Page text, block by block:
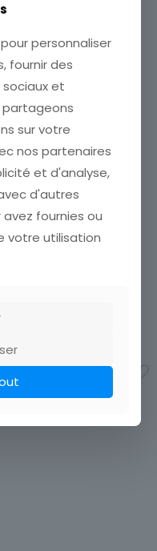
POSTALE FANTAISIE
XXII DES ROSERL
VOIR SCAN Cumulez
Ajouter au panier
personnaliser
fournir des
et
partageons
sur votre
nos partenaires
et d'analyse,
d'autres
fournies ou
votre utilisation